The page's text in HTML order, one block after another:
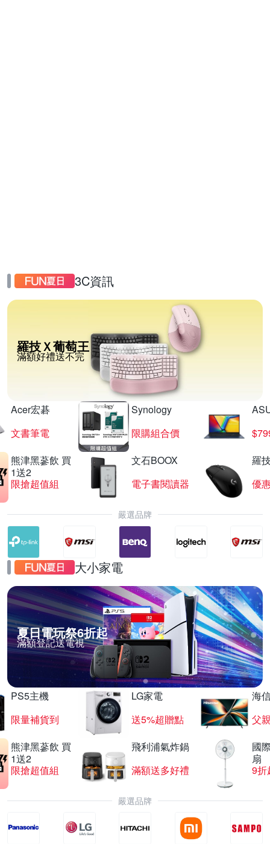
3C資訊
羅技Ｘ葡萄王
滿額好禮送不完
Acer宏碁
文書筆電
Synology
限購組合價
熊津黑蔘飲 買
1送2
限搶超值組
文石BOOX
電子書閱讀器
羅
優
嚴選品牌
大小家電
夏日電玩祭6折起
滿額登記送電視
PS5主機
限量補貨到
LG家電
送5%超贈點
海
父
熊津黑蔘飲 買
1送2
限搶超值組
飛利浦氣炸鍋
滿額送多好禮
國
扇
9折
嚴選品牌